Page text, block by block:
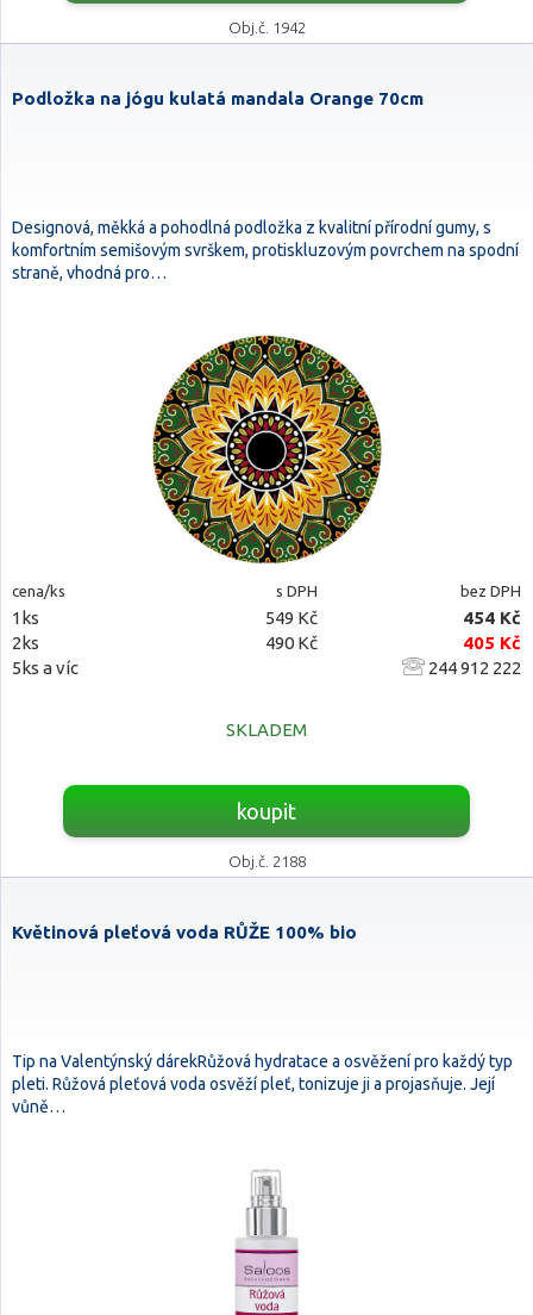
Obj.č. 1942
Podložka na jógu kulatá mandala Orange 70cm
Designová, měkká a pohodlná podložka z kvalitní přírodní gumy, s
komfortním semišovým svrškem, protiskluzovým povrchem na spodní
straně, vhodná pro…
cena/ks s DPH bez DPH
1ks 549 Kč
454 Kč
2ks
490 Kč
405 Kč
5ks a víc
244 912 222
SKLADEM
koupit
Obj.č. 2188
Květinová pleťová voda RŮŽE 100% bio
Tip na Valentýnský dárekRůžová hydratace a osvěžení pro každý typ
pleti. Růžová pleťová voda osvěží pleť, tonizuje ji a projasňuje. Její
vůně…